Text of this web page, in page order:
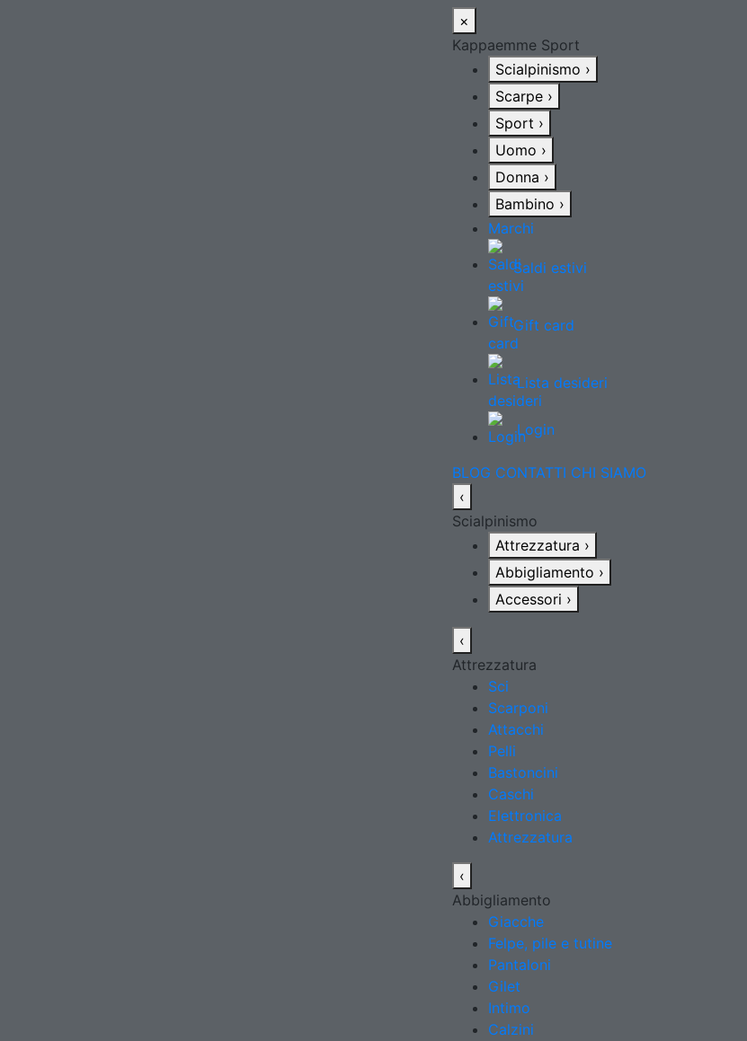
×
Kappaemme Sport
Scialpinismo ›
Scarpe ›
Sport ›
Uomo ›
Donna ›
Bambino ›
Marchi
Saldi estivi
Gift card
Lista desideri
Login
BLOG CONTATTI CHI SIAMO
‹
Scialpinismo
Attrezzatura ›
Abbigliamento ›
Accessori ›
‹
Attrezzatura
Sci
Scarponi
Attacchi
Pelli
Bastoncini
Caschi
Elettronica
Attrezzatura
‹
Abbigliamento
Giacche
Felpe, pile e tutine
Pantaloni
Gilet
Intimo
Calzini